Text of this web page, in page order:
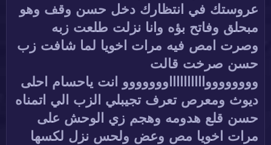
عروستك في انتظارك دخل حسن وقف وهو
مبحلق وفاتح بؤه وانا نزلت طلعت زبه
وصرت امص فيه مرات اخويا لما شافت زب
حسن صرخت قالت
ووووووووااااااااااووووووو انت ياحسام احلى
ديوث ومعرص تعرف تجيبلي الزب الي اتمناه
حسن قلع هدومه وهجم زي الوحش على
مرات اخويا مص وعض ولحس نزل لكسها